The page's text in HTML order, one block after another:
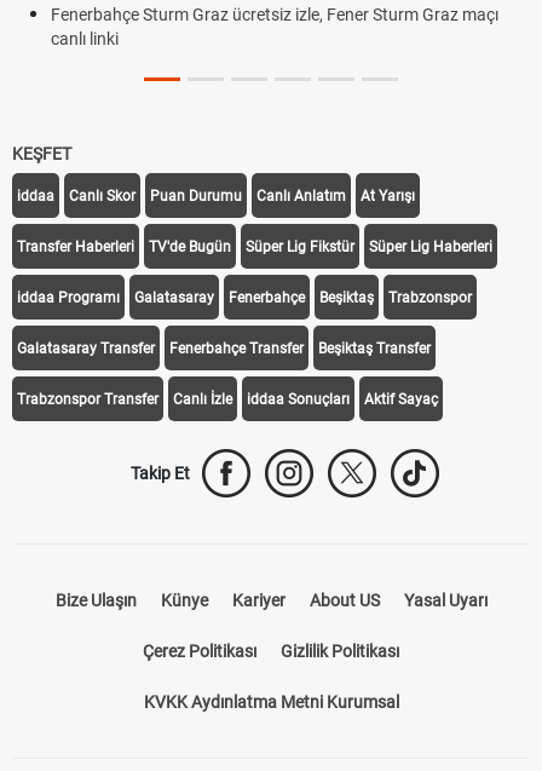
Fenerbahçe Sturm Graz ücretsiz izle, Fener Sturm Graz maçı
canlı linki
KEŞFET
iddaa Canlı Skor Puan Durumu Canlı Anlatım At Yarışı
Transfer Haberleri TV'de Bugün Süper Lig Fikstür Süper Lig Haberleri
iddaa Programı Galatasaray Fenerbahçe Beşiktaş Trabzonspor
Galatasaray Transfer Fenerbahçe Transfer Beşiktaş Transfer
Trabzonspor Transfer Canlı İzle iddaa Sonuçları Aktif Sayaç
Takip Et
Bize Ulaşın Künye Kariyer About US Yasal Uyarı
Çerez Politikası Gizlilik Politikası
KVKK Aydınlatma Metni Kurumsal